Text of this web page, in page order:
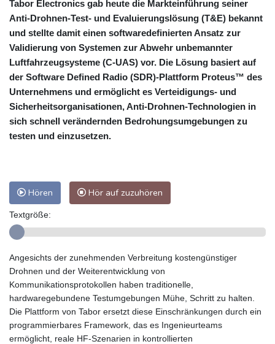
Tabor Electronics gab heute die Markteinführung seiner
Anti-Drohnen-Test- und Evaluierungslösung (T&E) bekannt
und stellte damit einen softwaredefinierten Ansatz zur
Validierung von Systemen zur Abwehr unbemannter
Luftfahrzeugsysteme (C-UAS) vor. Die Lösung basiert auf
der Software Defined Radio (SDR)-Plattform Proteus™ des
Unternehmens und ermöglicht es Verteidigungs- und
Sicherheitsorganisationen, Anti-Drohnen-Technologien in
sich schnell verändernden Bedrohungsumgebungen zu
testen und einzusetzen.
Hören Hör auf zuzuhören
Textgröße:
Angesichts der zunehmenden Verbreitung kostengünstiger
Drohnen und der Weiterentwicklung von
Kommunikationsprotokollen haben traditionelle,
hardwaregebundene Testumgebungen Mühe, Schritt zu halten.
Die Plattform von Tabor ersetzt diese Einschränkungen durch ein
programmierbares Framework, das es Ingenieurteams
ermöglicht, reale HF-Szenarien in kontrollierten